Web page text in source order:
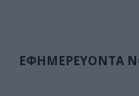
ΕΦΗΜΕΡΕΥΟΝΤΑ